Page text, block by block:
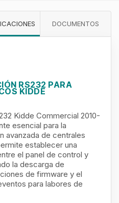
DOCUMENTOS
RS232 PARA
KIDDE​
Kidde Commercial 2010-
esencial para la
avanzada de centrales
establecer una
el panel de control y
la descarga de
de firmware y el
para labores de